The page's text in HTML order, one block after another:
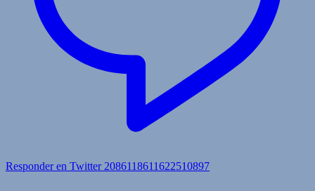
Responder en Twitter 2086118611622510897